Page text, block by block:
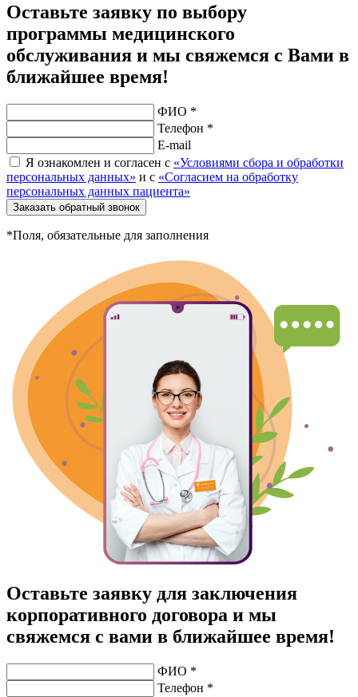
Оставьте заявку по выбору
программы медицинского
обслуживания и мы свяжемся с Вами в
ближайшее время!
ФИО *
Телефон *
E-mail
Я ознакомлен и согласен с «Условиями сбора и обработки
персональных данных» и с «Согласием на обработку
персональных данных пациента»
Заказать обратный звонок
*Поля, обязательные для заполнения
Оставьте заявку для заключения
корпоративного договора и мы
свяжемся с вами в ближайшее время!
ФИО *
Телефон *